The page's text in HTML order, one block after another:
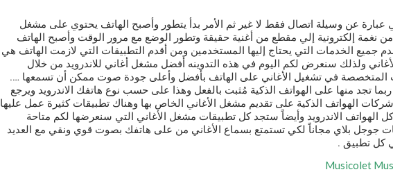
عبارة عن وسيلة اتصال فقط لا غير ثم الأمر بدأ يتطور وأصبح الهاتف يحتوي على مشغل
نغمة إلكترونية إلي مقطع من أغنية حقيقة وتطور الوضع مع مرور الوقت وأصبح الهاتف
الخدمات التي يحتاج إليها المستخدمين ومن أقدم التطبيقات التي لازمت الهاتف هي
ولذلك سنعرض لكم اليوم في هذه التدوينه أفضل مشغل أغاني للاندرويد من خلال
المتخصصة في تشغيل الأغاني على الهاتف بأفضل وأعلى جودة صوت ممكن أن تسمعها ….
تجد منها على الهواتف الذكية مُثبت بالفعل وهذا على حسب نوع هاتفك الاندرويد ويرجع
الهواتف الذكية على تقديم مشغل الأغاني الخاص بها وهناك تطبيقات كثيرة عمل عليها
الهواتف الاندرويد وأيضاً ستجد كل تطبيقات مشغل الأغاني التي سنعرضها لكم متاحة
جوجل بلاي مجاناً لكي تستمتع بسماع الأغاني من على هاتفك بصوت قوي ونقي مع العديد
كل تطبيق .
Musicolet